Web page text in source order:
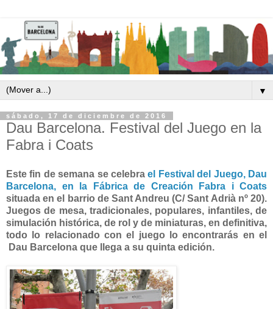
▼
sábado, 17 de diciembre de 2016
Dau Barcelona. Festival del Juego en la
Fabra i Coats
Este fin de semana se celebrael Festival del Juego, Dau
Barcelona, en la Fábrica de Creación Fabra i Coats
situada en el barrio de Sant Andreu (C/ Sant Adrià nº 20).
Juegos de mesa, tradicionales, populares, infantiles, de
simulación histórica, de rol y de miniaturas, en definitiva,
todo lo relacionado con el juego lo encontrarás en el
Dau Barcelona que llega a su quinta edición.